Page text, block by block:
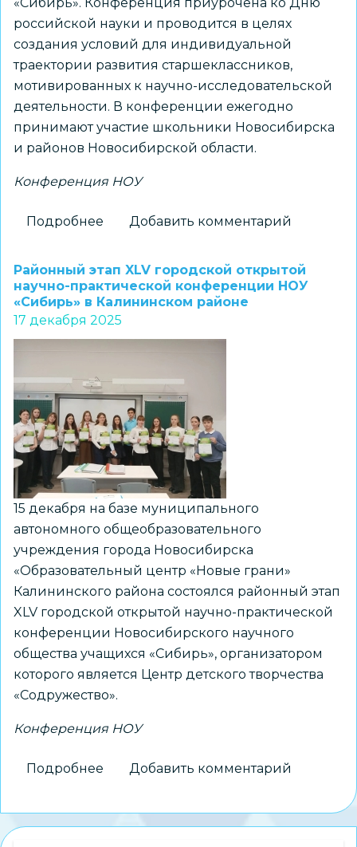
российской науки и проводится в целях
создания условий для индивидуальной
траектории развития старшеклассников,
мотивированных к научно-исследовательской
деятельности. В конференции ежегодно
принимают участие школьники Новосибирска
и районов Новосибирской области.
Конференция НОУ
Подробнее
городская
открытая
научно
–
Новосибирского
научного
общества
учащихся
«Сибирь»
Добавить комментарий
Районный этап XLV городской открытой
научно-практической конференции НОУ
«Сибирь» в Калининском районе
17 декабря 2025
15 декабря на базе муниципального
автономного общеобразовательного
учреждения города Новосибирска
«Образовательный центр «Новые грани»
Калининского района состоялся районный этап
XLV городской открытой научно-практической
конференции Новосибирского научного
общества учащихся «Сибирь», организатором
которого является Центр детского творчества
«Содружество».
Конференция НОУ
Подробнее
этап
XLV
Добавить комментарий